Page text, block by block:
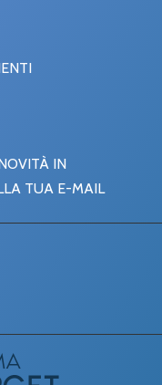
IN
TUA E-MAIL